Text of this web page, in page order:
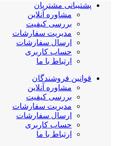
پشتیبانی مشتریان
مشاوره آنلاین
بررسی کیفیت
مدیریت سفارشات
ارسال سفارشات
حساب کاربری
ارتباط با ما
قوانین فروشندگان
مشاوره آنلاین
بررسی کیفیت
مدیریت سفارشات
ارسال سفارشات
حساب کاربری
ارتباط با ما